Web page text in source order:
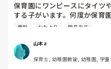
保育園にワンピースにタイツ
する子がいます。何度か保育
ていますが、全く聞く耳を持
にかえようと思っても、置き
園長からの注意やお便りでの
ん。
着脱 おたより 園長先生
山本a
保育士, 幼稚園教諭, 幼稚園, 学